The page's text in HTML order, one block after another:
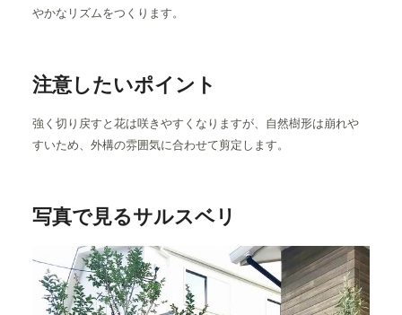
やかなリズムをつくります。
注意したいポイント
強く切り戻すと花は咲きやすくなりますが、自然樹形は崩れや
すいため、外構の雰囲気に合わせて剪定します。
写真で見るサルスベリ